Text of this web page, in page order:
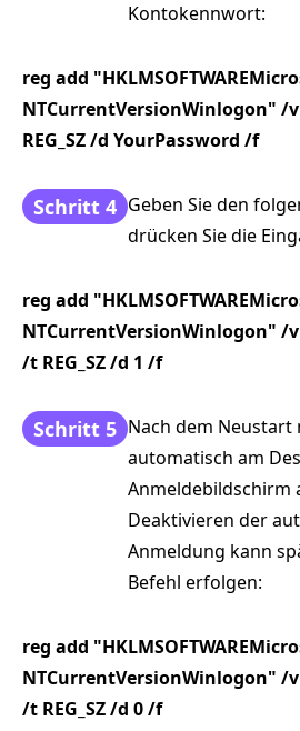
Kontokennwort:
reg add
NTCurrentVersionWinlogon" /
REG_SZ /d YourPassword /f
Schritt 4 Geben Sie den
drücken Sie die
reg add
NTCurrentVersionWinlogon" /
/t REG_SZ /d 1 /f
Schritt 5 Nach dem Neustart
automatisch am
Anmeldebildschirm
Deaktivieren der
Anmeldung kann
Befehl erfolgen:
reg add
NTCurrentVersionWinlogon" /
/t REG_SZ /d 0 /f